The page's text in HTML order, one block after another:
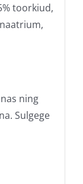
toorkiud,
ning
Sulgege